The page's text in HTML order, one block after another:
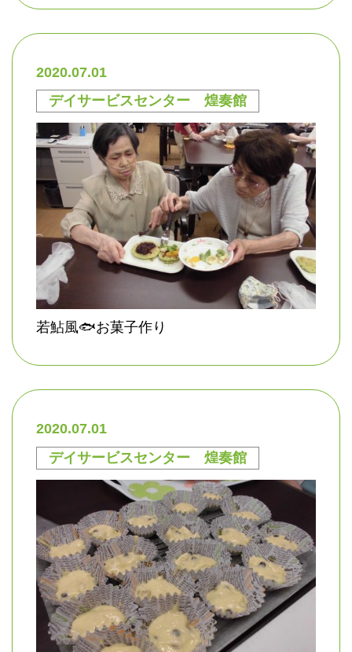
2020.07.01
デイサービスセンター 煌奏館
若鮎風🐟お菓子作り
2020.07.01
デイサービスセンター 煌奏館